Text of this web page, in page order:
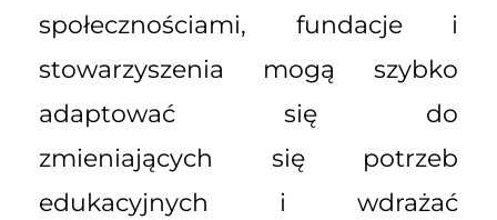
społecznościami, fundacje i
stowarzyszenia mogą szybko
adaptować się do
zmieniających się potrzeb
edukacyjnych i wdrażać